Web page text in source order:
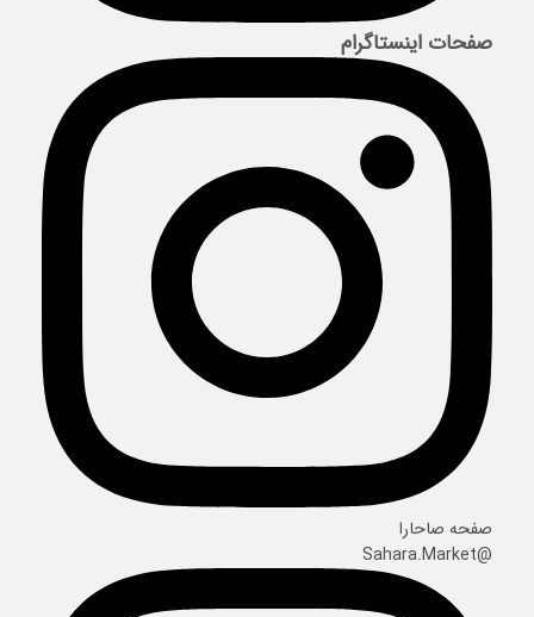
صفحات اینستاگرام
صفحه صاحارا
@Sahara.Market